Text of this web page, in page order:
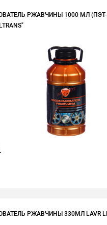
РЖАВЧИНЫ 1000 МЛ
РЖАВЧИНЫ 330МЛ LAVR